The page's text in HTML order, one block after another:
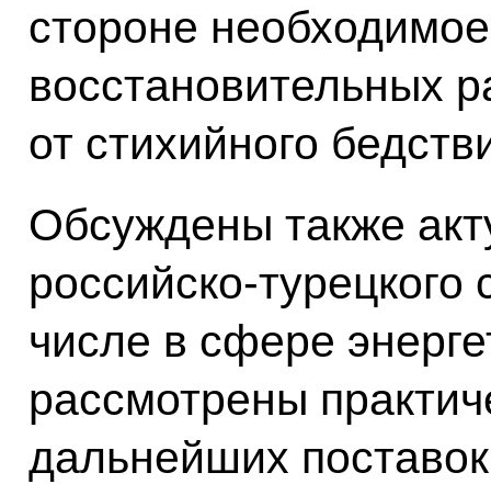
стороне
восстановительных
от стихийного
Обсуждены также
российско-
числе в сфере
рассмотрены
дальнейших